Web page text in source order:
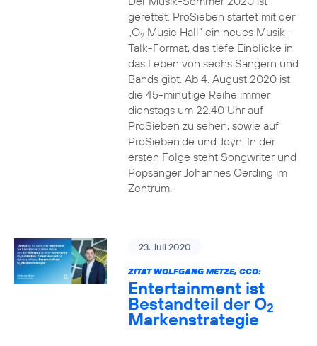
gerettet. ProSieben startet mit der
„O2Music Hall“ ein neues Musik-
Talk-Format, das tiefe Einblicke in
das Leben von sechs Sängern und
Bands gibt. Ab 4. August 2020 ist
die 45-minütige Reihe immer
dienstags um 22.40 Uhr auf
ProSieben zu sehen, sowie auf
ProSieben.de und Joyn. In der
ersten Folge steht Songwriter und
Popsänger Johannes Oerding im
Zentrum.
23. Juli 2020
ZITAT WOLFGANG METZE, CCO:
Entertainment ist
Bestandteil der O2
Markenstrategie